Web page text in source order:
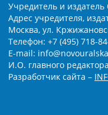
Учредитель и
Адрес учредителя,
Москва, ул.
Телефон: +7 (495) 718-
E-mail:
И.О. главного
Разработчик сайта –